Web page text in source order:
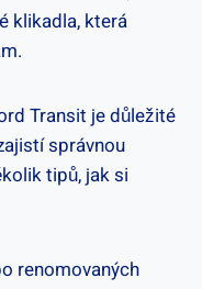
klikadla, která
Transit je důležité
správnou
tipů, jak si
renomovaných